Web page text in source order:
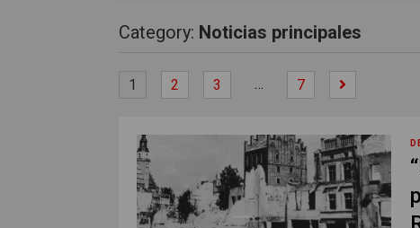
Category: Noticias principales
1 2 3 … 7